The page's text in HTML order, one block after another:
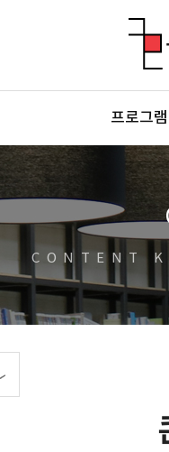
프로그램
CONTENT